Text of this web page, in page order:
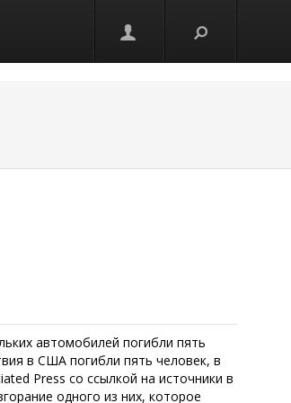
автомобилей погибли пять
в США погибли пять человек, в
Press со ссылкой на источники в
одного из них, которое